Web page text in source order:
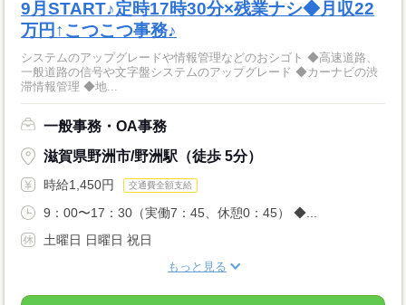
9月START♪定時17時30分×残業ナシ◆月収22
万円↑こつこつ事務♪
システムのアップグレードや情報管理などのおシゴト ◆高速道路、
一般道路の信号や文字盤システムのアップグレード ◆カーナビの渋
滞情報管理 ◆地...
一般事務・OA事務
滋賀県野洲市/野洲駅（徒歩 5分）
時給1,450円 交通費全額支給
9：00〜17：30（実働7：45、休憩0：45） ◆...
土曜日 日曜日 祝日
もっと見る